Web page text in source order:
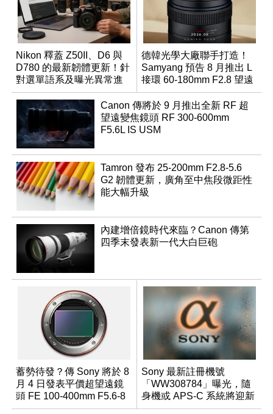
Nikon 釋蓋 Z50II、D6 與
D780 的最新韌體更新！針
對選單語系及曝光異常進
行修復
德韓光學大廠聯手打造！
Samyang 預告 8 月推出 L
接環 60-180mm F2.8 望遠
變焦鏡
Canon 傳將於 9 月推出全新 RF 超
望遠變焦鏡頭 RF 300-600mm
F5.6L IS USM
Tamron 發布 25-200mm F2.8-5.6
G2 韌體更新，廣角至中焦段微距性
能大幅升級
內建增倍鏡時代來臨？Canon 傳第
四季末發表新一代大白巨砲
蓄勢待發？傳 Sony 將於 8
月 4 日發表平價超望遠鏡
頭 FE 100-400mm F5.6-8
Sony 最新註冊機號
「WW308784」曝光，隨
身機或 APS-C 系統將迎新
成員？